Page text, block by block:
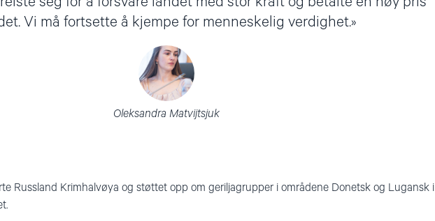
Vi må fortsette å kjempe for menneskelig verdighet.
Oleksandra Matvijtsjuk
Russland Krimhalvøya og støttet opp om geriljagrupper i områdene Donetsk og Lugansk i